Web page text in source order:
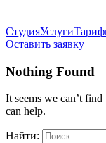
СтудияУслуги
Оставить заявку
Nothing Found
It seems we can’t
can help.
Найти: